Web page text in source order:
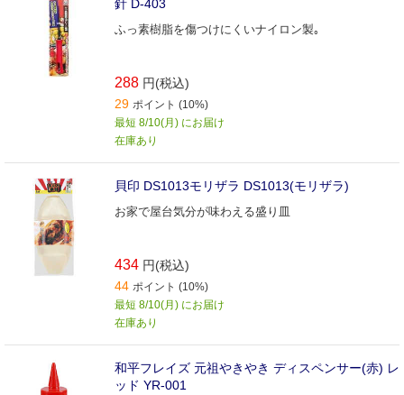
針 D-403
ふっ素樹脂を傷つけにくいナイロン製｡
288 円(税込)
29 ポイント (10%)
最短 8/10(月) にお届け
在庫あり
貝印 DS1013モリザラ DS1013(モリザラ)
お家で屋台気分が味わえる盛り皿
434 円(税込)
44 ポイント (10%)
最短 8/10(月) にお届け
在庫あり
和平フレイズ 元祖やきやき ディスペンサー(赤) レ
ッド YR-001